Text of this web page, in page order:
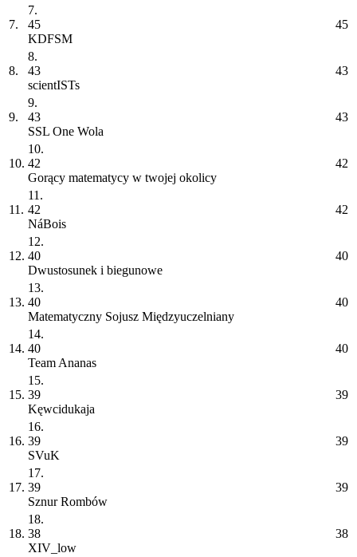
7.
7.
45
KDFSM
45
8.
8.
43
scientISTs
43
9.
9.
43
SSL One Wola
43
10.
10.
42
Gorący matematycy w twojej okolicy
42
11.
11.
42
NáBois
42
12.
12.
40
Dwustosunek i biegunowe
40
13.
13.
40
Matematyczny Sojusz Międzyuczelniany
40
14.
14.
40
Team Ananas
40
15.
15.
39
Kęwcidukaja
39
16.
16.
39
SVuK
39
17.
17.
39
Sznur Rombów
39
18.
18.
38
XIV_low
38